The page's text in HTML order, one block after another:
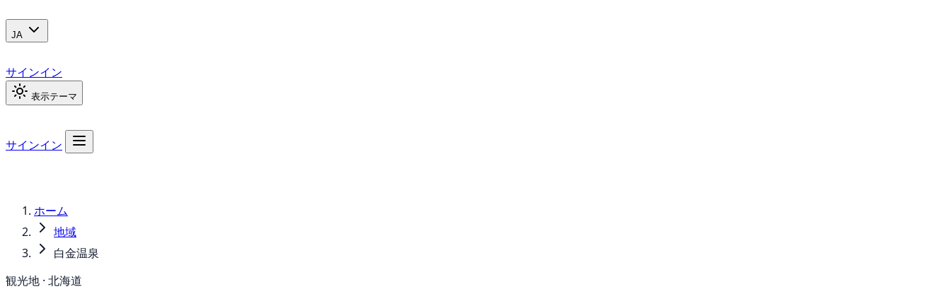
JA
サインイン
表示テーマ
サインイン
ホーム
地域
白金温泉
観光地 · 北海道